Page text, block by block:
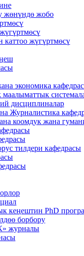
жөнүндө жобо
каттоо жүгүртмөсү
экономика
дисциплиналар
Журналистика
коомдук жана
тилдери кафедрасы
кеңештин PhD
борбору
журналы